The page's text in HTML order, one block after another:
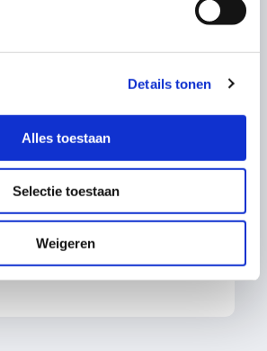
Details tonen
Alles toestaan
Selectie toestaan
Weigeren
van Owen Jake